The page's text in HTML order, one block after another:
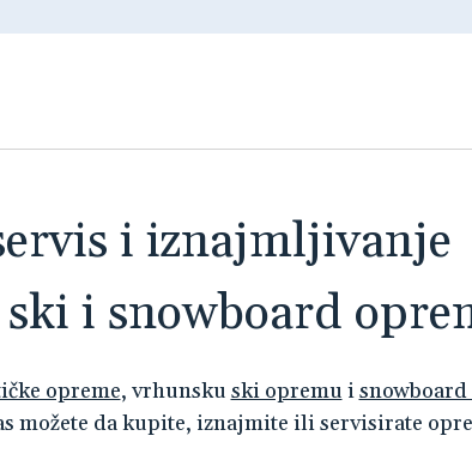
i iznajmljivanje
i snowboard
opreme, vrhunsku ski opremu i
možete da kupite, iznajmite ili servisirate